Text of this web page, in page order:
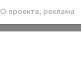
О проекте, реклама